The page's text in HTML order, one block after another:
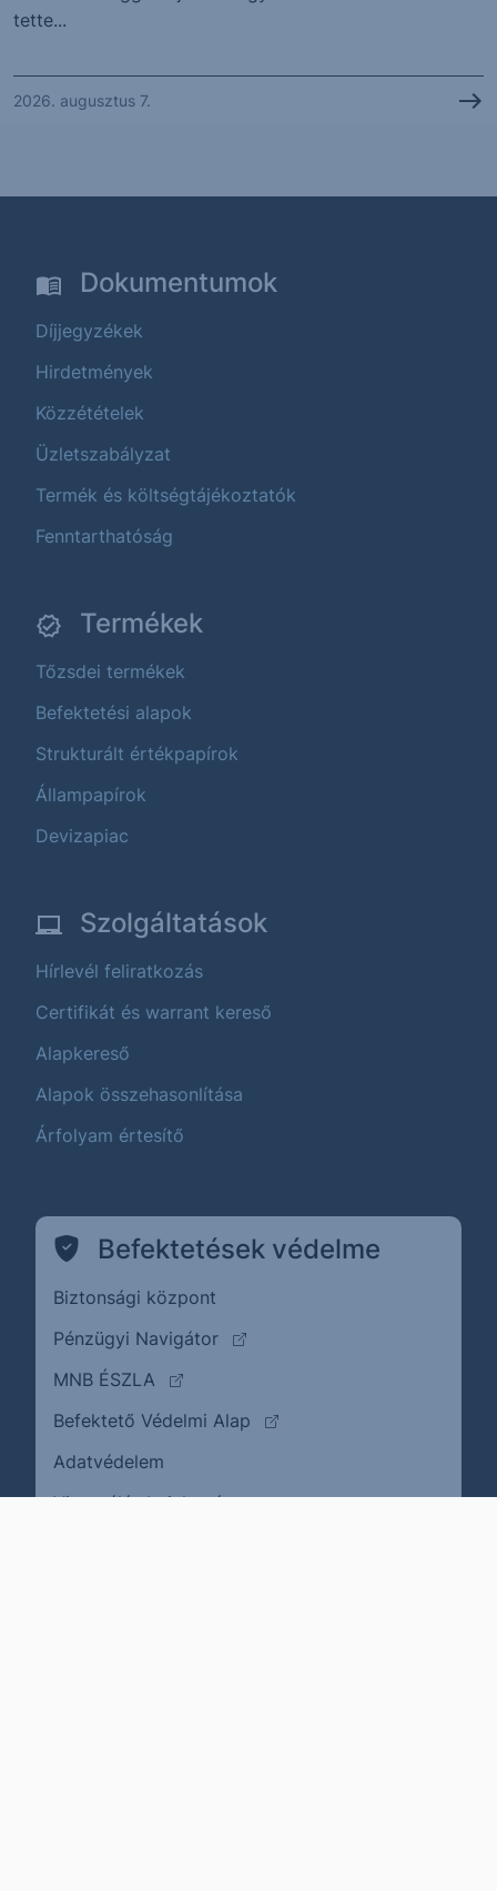
tette...
2026. augusztus 7.
Dokumentumok
Díjjegyzékek
Hirdetmények
Közzétételek
Üzletszabályzat
Termék és költségtájékoztatók
Fenntarthatóság
Termékek
Tőzsdei termékek
Befektetési alapok
Strukturált értékpapírok
Állampapírok
Devizapiac
Szolgáltatások
Hírlevél feliratkozás
Certifikát és warrant kereső
Alapkereső
Alapok összehasonlítása
Árfolyam értesítő
Befektetések védelme
Biztonsági központ
Pénzügyi Navigátor
(külső oldalra ugrik)
MNB ÉSZLA
(külső oldalra ugrik)
Befektető Védelmi Alap
(külső oldalra ugrik)
Adatvédelem
Visszaélés bejelentése(külső oldalra ugrik)